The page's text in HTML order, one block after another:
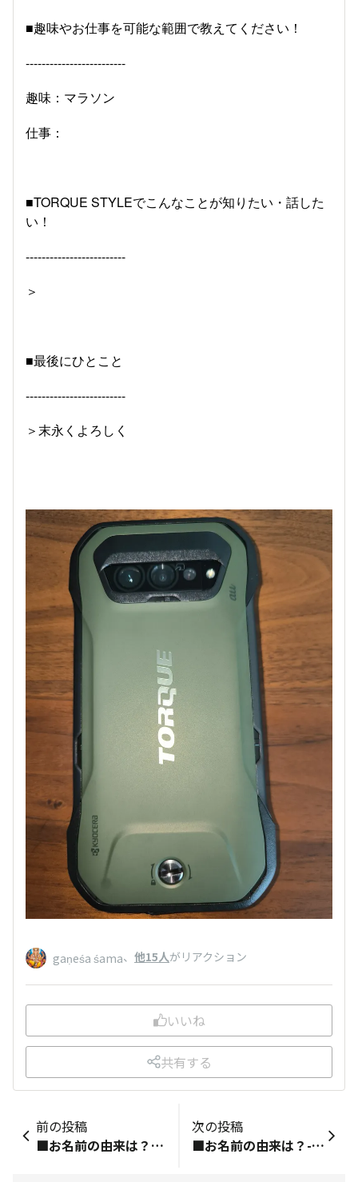
■趣味やお仕事を可能な範囲で教えてください！
-------------------------
趣味：マラソン
仕事：
■TORQUE STYLEでこんなことが知りたい・話した
い！
-------------------------
＞
■最後にひとこと
-------------------------
＞末永くよろしく
gaṇeśa śama、 他15人がリアクション
いいね
共有する
前の投稿
■お名前の由来は？-------------------------＞なんでしょう■何のプロフィール写真？-------------------------＞■初めて買ったTORQUEと、そのきっかけは？-------------------------＞やっぱりトルクかなぁ■趣味やお仕事を可能な範囲で教えてください！-------------------------趣味：大きな乗り物仕事：大きな乗り物■TORQUE STYLEでこんなことが知りたい・話したい！-------------------------＞どうしましょう■最後にひとこと-------------------------＞う~ん どうでしょう~
次の投稿
■お名前の由来は？-------------------------＞おばちゃんだから■何のプロフィール写真？-------------------------＞■初めて買ったTORQUEと、そのきっかけは？軽い携帯は苦手今のは三代目かな----------------------＞■趣味やお仕事を可能な範囲で教えてください！-------------------------趣味：寝る仕事：自宅警備員■TORQUE STYLEでこんなことが知りたい・話したい！次はどんなの-------------------------＞■最後にひとこと----どうも---------------------＞